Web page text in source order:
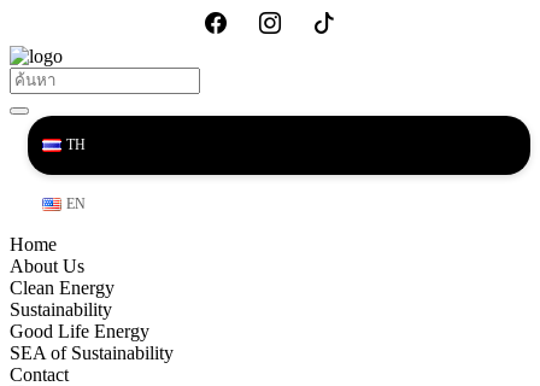
TH
EN
Home
About Us
Clean Energy
Sustainability
Good Life Energy
SEA of Sustainability
Contact